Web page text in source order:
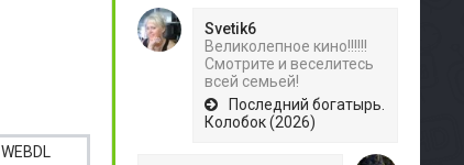
WEBDL
Svetik6
Великолепное кино!!!!!!
Смотрите и веселитесь
всей семьей!
Последний богатырь.
Колобок (2026)